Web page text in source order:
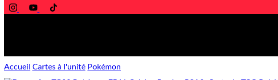
Accueil Cartes à l'unité Pokémon